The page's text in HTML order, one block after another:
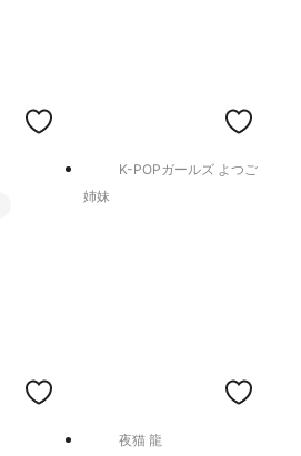
K-POPガールズ よつご
姉妹
夜猫 龍